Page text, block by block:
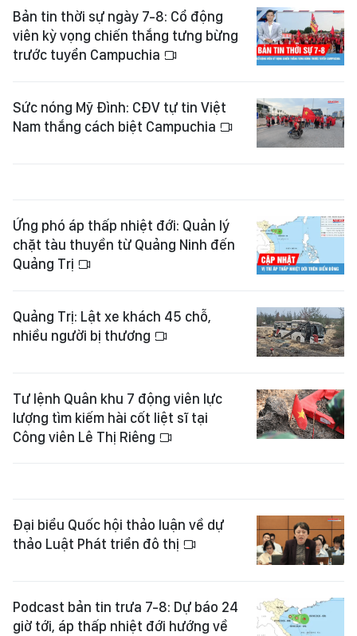
Bản tin thời sự ngày 7-8: Cổ động
viên kỳ vọng chiến thắng tưng bừng
trước tuyển Campuchia
Sức nóng Mỹ Đình: CĐV tự tin Việt
Nam thắng cách biệt Campuchia
Ứng phó áp thấp nhiệt đới: Quản lý
chặt tàu thuyền từ Quảng Ninh đến
Quảng Trị
Quảng Trị: Lật xe khách 45 chỗ,
nhiều người bị thương
Tư lệnh Quân khu 7 động viên lực
lượng tìm kiếm hài cốt liệt sĩ tại
Công viên Lê Thị Riêng
Đại biểu Quốc hội thảo luận về dự
thảo Luật Phát triển đô thị
Podcast bản tin trưa 7-8: Dự báo 24
giờ tới, áp thấp nhiệt đới hướng về